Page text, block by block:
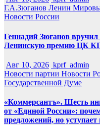
Г.А.Зюганов Ленин
Новости России
Геннадий Зюганов
Ленинскую премию ЦК
Авг 10, 2026 kprf_admin
Новости партии Новости
Государственной Думе
«Коммерсантъ». Шесть
от «Единой России»:
предложений, но